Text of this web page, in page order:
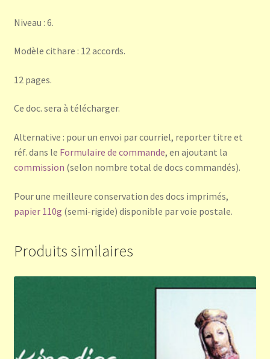
Niveau : 6.
Modèle cithare : 12 accords.
12 pages.
Ce doc. sera à télécharger.
Alternative : pour un envoi par courriel, reporter titre et
réf. dans le Formulaire de commande, en ajoutant la
commission (selon nombre total de docs commandés).
Pour une meilleure conservation des docs imprimés,
papier 110g (semi-rigide) disponible par voie postale.
Produits similaires